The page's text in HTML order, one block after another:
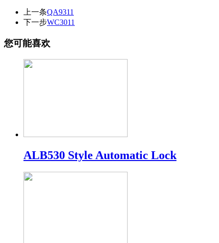
上一条QA9311
下一步WC3011
您可能喜欢
ALB530 Style Automatic Lock